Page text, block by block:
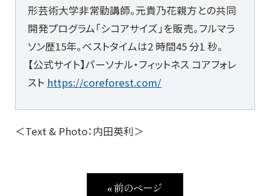
形芸術大学非常勤講師。元貴乃花親方との共同
開発プログラム「シコアサイズ」を販売。フルマラ
ソン歴15年。ベストタイムは2 時間45 分1 秒。
【公式サイト】パーソナル・フィットネス コアフォレ
スト https://coreforest.com/
＜Text & Photo：内田英利＞
« 前のページ